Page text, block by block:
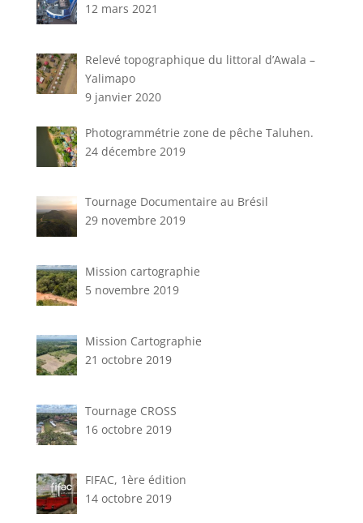
12 mars 2021
Relevé topographique du littoral d’Awala –
Yalimapo
9 janvier 2020
Photogrammétrie zone de pêche Taluhen.
24 décembre 2019
Tournage Documentaire au Brésil
29 novembre 2019
Mission cartographie
5 novembre 2019
Mission Cartographie
21 octobre 2019
Tournage CROSS
16 octobre 2019
FIFAC, 1ère édition
14 octobre 2019